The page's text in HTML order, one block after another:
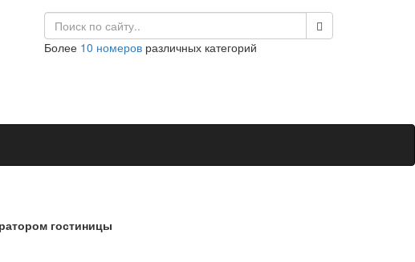
Более 10 номеров различных категорий
гостиницы